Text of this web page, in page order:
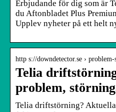
Erbjudande för dig som är
du Aftonbladet Plus
Upplev nyheter på ett helt
http s://downdetector.se ›
Telia
problem,
Telia driftstörning?